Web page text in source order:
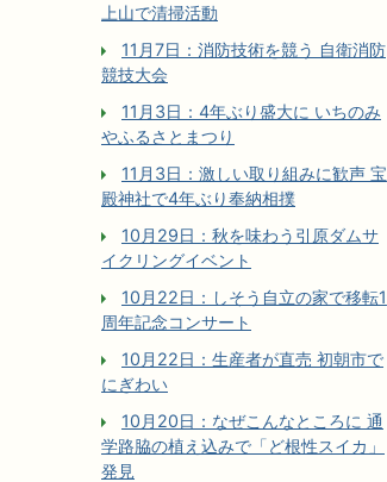
上山で清掃活動
11月7日：消防技術を競う 自衛消防
競技大会
11月3日：4年ぶり盛大に いちのみ
やふるさとまつり
11月3日：激しい取り組みに歓声 宝
殿神社で4年ぶり奉納相撲
10月29日：秋を味わう引原ダムサ
イクリングイベント
10月22日：しそう自立の家で移転1
周年記念コンサート
10月22日：生産者が直売 初朝市で
にぎわい
10月20日：なぜこんなところに 通
学路脇の植え込みで「ど根性スイカ」
発見